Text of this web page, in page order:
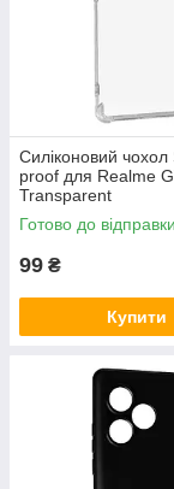
Силіконовий чохол
proof для Realme
Transparent
Готово до відправки
99 ₴
Купити